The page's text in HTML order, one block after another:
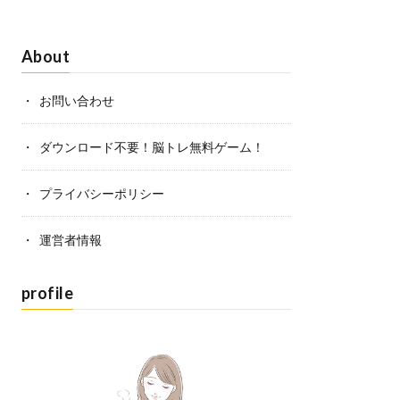
About
お問い合わせ
ダウンロード不要！脳トレ無料ゲーム！
プライバシーポリシー
運営者情報
profile